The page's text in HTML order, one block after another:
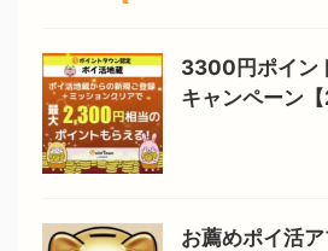
3300円ポイン
キャンペーン
お薦めポイ活